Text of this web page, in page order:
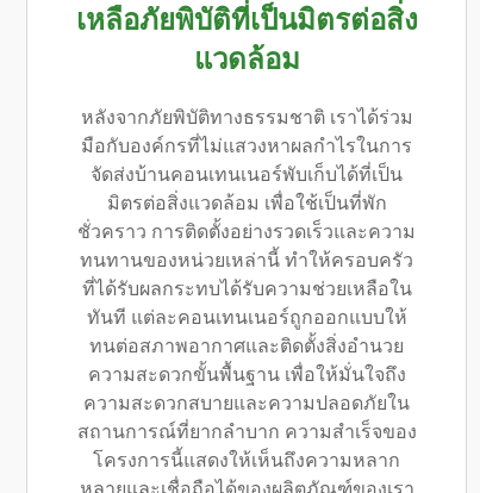
เหลือภัยพิบัติที่เป็นมิตรต่อสิ่ง
แวดล้อม
หลังจากภัยพิบัติทางธรรมชาติ เราได้ร่วม
มือกับองค์กรที่ไม่แสวงหาผลกำไรในการ
จัดส่งบ้านคอนเทนเนอร์พับเก็บได้ที่เป็น
มิตรต่อสิ่งแวดล้อม เพื่อใช้เป็นที่พัก
ชั่วคราว การติดตั้งอย่างรวดเร็วและความ
ทนทานของหน่วยเหล่านี้ ทำให้ครอบครัว
ที่ได้รับผลกระทบได้รับความช่วยเหลือใน
ทันที แต่ละคอนเทนเนอร์ถูกออกแบบให้
ทนต่อสภาพอากาศและติดตั้งสิ่งอำนวย
ความสะดวกขั้นพื้นฐาน เพื่อให้มั่นใจถึง
ความสะดวกสบายและความปลอดภัยใน
สถานการณ์ที่ยากลำบาก ความสำเร็จของ
โครงการนี้แสดงให้เห็นถึงความหลาก